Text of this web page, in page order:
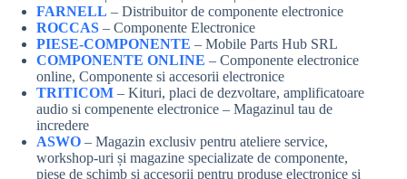
FARNELL – Distribuitor de componente electronice
ROCCAS – Componente Electronice
PIESE-COMPONENTE – Mobile Parts Hub SRL
COMPONENTE ONLINE – Componente electronice
online, Componente si accesorii electronice
TRITICOM – Kituri, placi de dezvoltare, amplificatoare
audio si compenente electronice – Magazinul tau de
incredere
ASWO – Magazin exclusiv pentru ateliere service,
workshop-uri și magazine specializate de componente,
piese de schimb și accesorii pentru produse electronice și